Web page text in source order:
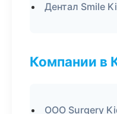
Дентал Smile
Компании в
ООО Surgery